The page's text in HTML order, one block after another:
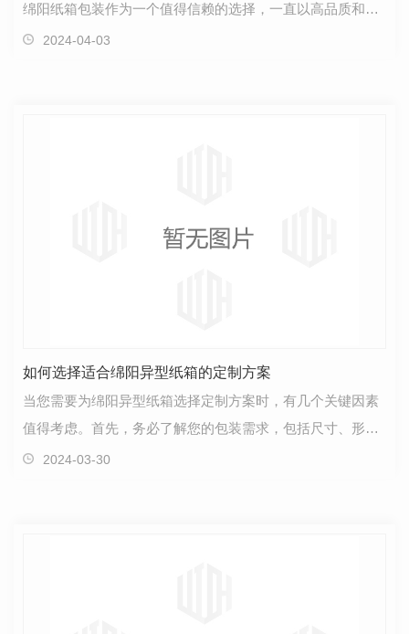
绵阳纸箱包装作为一个值得信赖的选择，一直以高品质和可
靠性著称。首先，关于质量。绵阳纸箱包装采用..环保…
2024-04-03
如何选择适合绵阳异型纸箱的定制方案
当您需要为绵阳异型纸箱选择定制方案时，有几个关键因素
值得考虑。首先，务必了解您的包装需求，包括尺寸、形状
和功能。异型纸箱通常用于特殊产品，因此..箱子能够…
2024-03-30